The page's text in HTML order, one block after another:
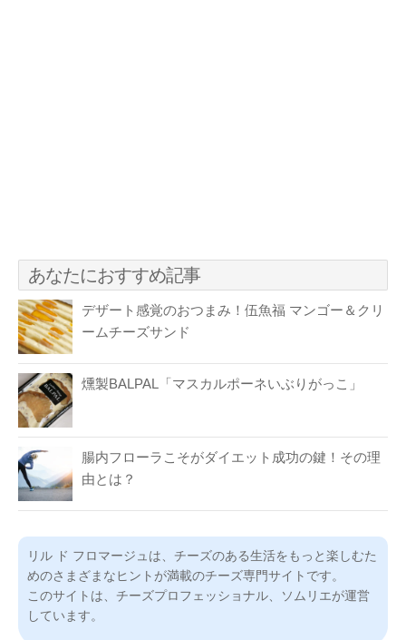
あなたにおすすめ記事
デザート感覚のおつまみ！伍魚福 マンゴー＆クリ
ームチーズサンド
燻製BALPAL「マスカルポーネいぶりがっこ」
腸内フローラこそがダイエット成功の鍵！その理
由とは？
リル ド フロマージュは、チーズのある生活をもっと楽しむた
めのさまざまなヒントが満載のチーズ専門サイトです。
このサイトは、チーズプロフェッショナル、ソムリエが運営
しています。